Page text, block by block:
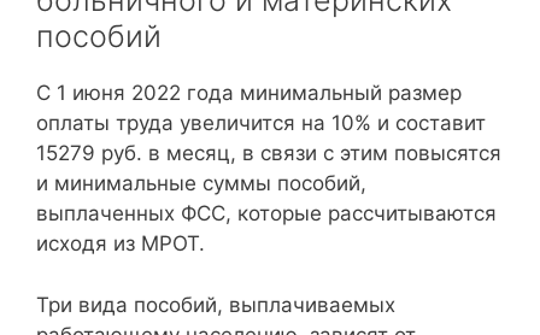
пособий
С 1 июня 2022 года минимальный размер
оплаты труда увеличится на 10% и составит
15279 руб. в месяц, в связи с этим повысятся
и минимальные суммы пособий,
выплаченных ФСС, которые рассчитываются
исходя из МРОТ.
Три вида пособий, выплачиваемых